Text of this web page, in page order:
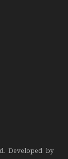
Developed by